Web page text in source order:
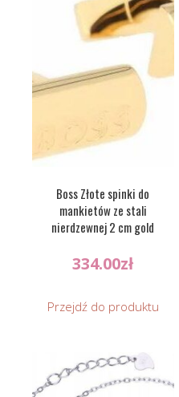
Boss Złote spinki do
mankietów ze stali
nierdzewnej 2 cm gold
334.00zł
Przejdź do produktu